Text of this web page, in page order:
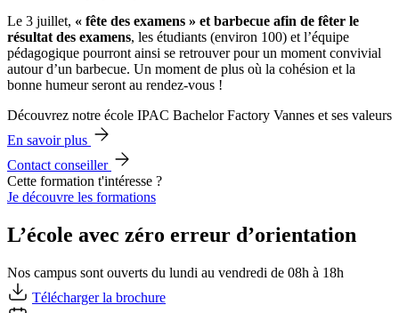
Le 3 juillet, « fête des examens » et barbecue afin de fêter le
résultat des examens, les étudiants (environ 100) et l’équipe
pédagogique pourront ainsi se retrouver pour un moment convivial
autour d’un barbecue. Un moment de plus où la cohésion et la
bonne humeur seront au rendez-vous !
Découvrez notre école IPAC Bachelor Factory Vannes et ses valeurs
En savoir plus
Contact conseiller
Cette formation t'intéresse ?
Je découvre les formations
L’école avec zéro erreur d’orientation
Nos campus sont ouverts du lundi au vendredi de 08h à 18h
Télécharger la brochure